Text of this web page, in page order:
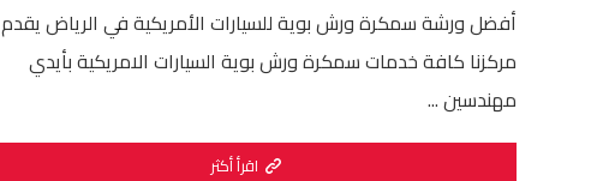
أفضل ورشة سمكرة ورش بوية للسيارات الأمريكية في الرياض يقدم
مركزنا كافة خدمات سمكرة ورش بوية السيارات الامريكية بأيدي
مهندسين ...
اقرأ أكثر